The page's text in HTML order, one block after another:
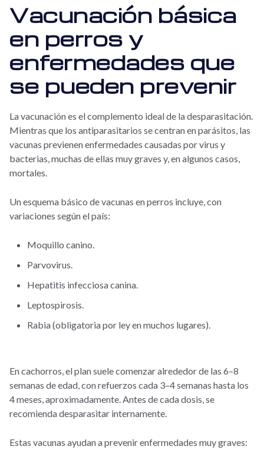
Vacunación básica
en perros y
enfermedades que
se pueden prevenir
La vacunación es el complemento ideal de la desparasitación.
Mientras que los antiparasitarios se centran en parásitos, las
vacunas previenen enfermedades causadas por virus y
bacterias, muchas de ellas muy graves y, en algunos casos,
mortales.
Un esquema básico de vacunas en perros incluye, con
variaciones según el país:
Moquillo canino.
Parvovirus.
Hepatitis infecciosa canina.
Leptospirosis.
Rabia (obligatoria por ley en muchos lugares).
En cachorros, el plan suele comenzar alrededor de las 6–8
semanas de edad, con refuerzos cada 3–4 semanas hasta los
4 meses, aproximadamente. Antes de cada dosis, se
recomienda desparasitar internamente.
Estas vacunas ayudan a prevenir enfermedades muy graves: